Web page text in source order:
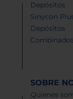
Depósitos
Sinycon
Depósitos
Combinados
SOBRE
Quienes